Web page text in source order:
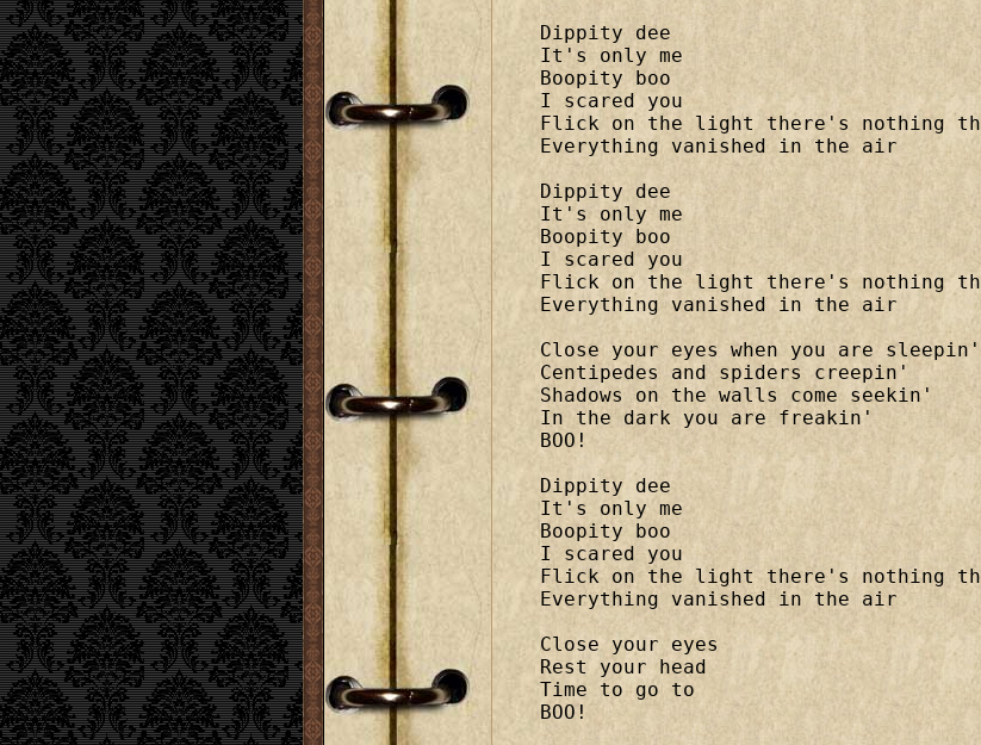
Dippity dee
It's only me
Boopity boo
I scared you
Flick on the light there's nothing
Everything vanished in the air
Dippity dee
It's only me
Boopity boo
I scared you
Flick on the light there's nothing
Everything vanished in the air
Close your eyes when you are sleepin'
Centipedes and spiders creepin'
Shadows on the walls come seekin'
In the dark you are freakin'
BOO!
Dippity dee
It's only me
Boopity boo
I scared you
Flick on the light there's nothing
Everything vanished in the air
Close your eyes
Rest your head
Time to go to
BOO!